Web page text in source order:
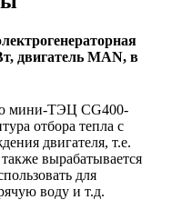
двигатель MAN, в
мини-ТЭЦ CG400-
отбора тепла с
двигателя, т.е.
вырабатывается
для
воду и т.д.